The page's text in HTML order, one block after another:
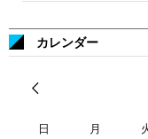
カレンダー
日 月